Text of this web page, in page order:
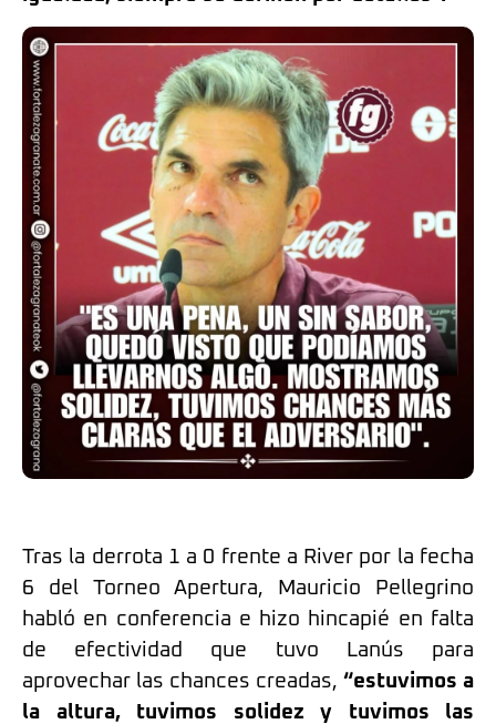
Tras la derrota 1 a 0 frente a River por la fecha
6 del Torneo Apertura, Mauricio Pellegrino
habló en conferencia e hizo hincapié en falta
de efectividad que tuvo Lanús para
aprovechar las chances creadas, “estuvimos a
la altura, tuvimos solidez y tuvimos las